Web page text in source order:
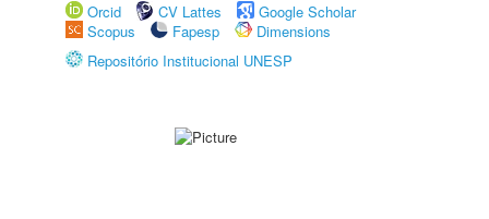
Orcid
CV Lattes
Google Scholar
Scopus
Fapesp
Dimensions
Repositório Institucional UNESP